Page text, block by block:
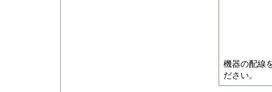
機器の配線
ださい。